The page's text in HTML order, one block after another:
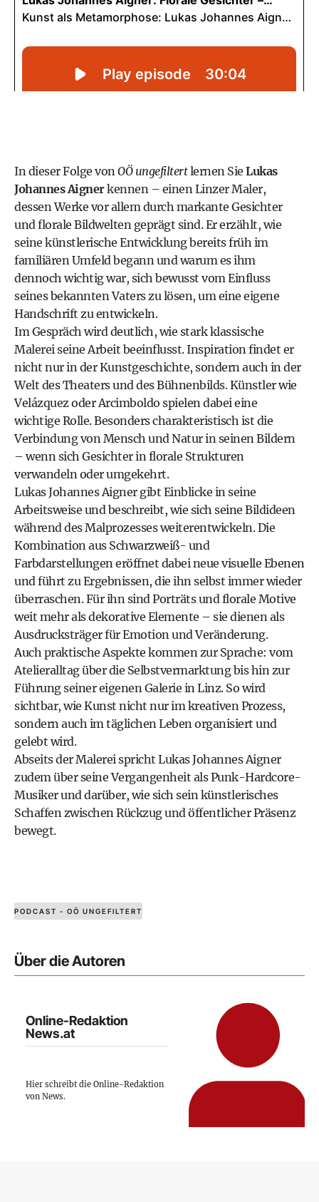
In dieser Folge vonOÖ ungefiltertlernen Sie Lukas
Johannes Aignerkennen – einen Linzer Maler,
dessen Werke vor allem durch markante Gesichter
und florale Bildwelten geprägt sind. Er erzählt, wie
seine künstlerische Entwicklung bereits früh im
familiären Umfeld begann und warum es ihm
dennoch wichtig war, sich bewusst vom Einfluss
seines bekannten Vaters zu lösen, um eine eigene
Handschrift zu entwickeln.
Im Gespräch wird deutlich, wie stark klassische
Malerei seine Arbeit beeinflusst. Inspiration findet er
nicht nur in der Kunstgeschichte, sondern auch in der
Welt des Theaters und des Bühnenbilds. Künstler wie
Velázquez oder Arcimboldo spielen dabei eine
wichtige Rolle. Besonders charakteristisch ist die
Verbindung von Mensch und Natur in seinen Bildern
– wenn sich Gesichter in florale Strukturen
verwandeln oder umgekehrt.
Lukas Johannes Aigner gibt Einblicke in seine
Arbeitsweise und beschreibt, wie sich seine Bildideen
während des Malprozesses weiterentwickeln. Die
Kombination aus Schwarzweiß- und
Farbdarstellungen eröffnet dabei neue visuelle Ebenen
und führt zu Ergebnissen, die ihn selbst immer wieder
überraschen. Für ihn sind Porträts und florale Motive
weit mehr als dekorative Elemente – sie dienen als
Ausdrucksträger für Emotion und Veränderung.
Auch praktische Aspekte kommen zur Sprache: vom
Atelieralltag über die Selbstvermarktung bis hin zur
Führung seiner eigenen Galerie in Linz. So wird
sichtbar, wie Kunst nicht nur im kreativen Prozess,
sondern auch im täglichen Leben organisiert und
gelebt wird.
Abseits der Malerei spricht Lukas Johannes Aigner
zudem über seine Vergangenheit als Punk-Hardcore-
Musiker und darüber, wie sich sein künstlerisches
Schaffen zwischen Rückzug und öffentlicher Präsenz
bewegt.
PODCAST - OÖ UNGEFILTERT
Über die Autoren
Online-Redaktion
News.at
Hier schreibt die Online-Redaktion
von News.